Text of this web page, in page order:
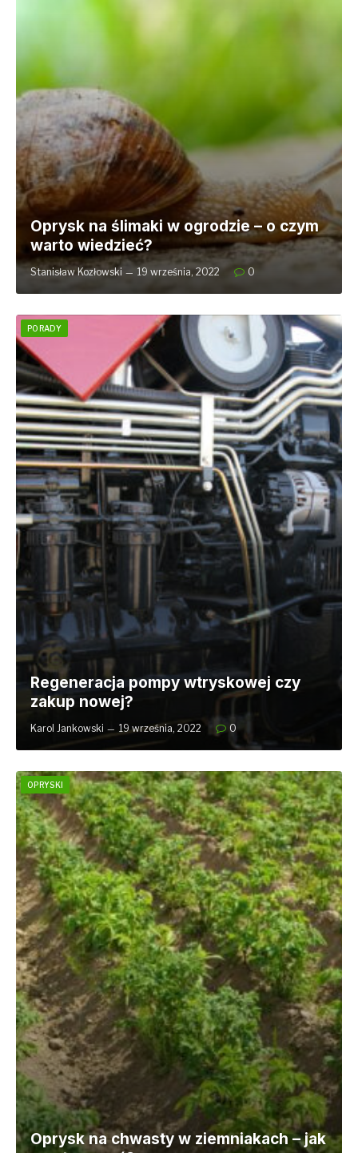
Oprysk na ślimaki w ogrodzie – o czym
warto wiedzieć?
Stanisław Kozłowski 19 września, 2022 0
PORADY
Regeneracja pompy wtryskowej czy
zakup nowej?
Karol Jankowski 19 września, 2022 0
OPRYSKI
Oprysk na chwasty w ziemniakach – jak